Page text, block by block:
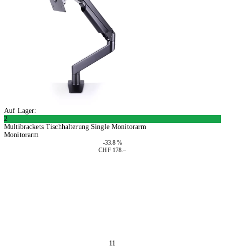
Auf Lager:
2
Multibrackets Tischhalterung Single Monitorarm
Monitorarm
-33.8 %
CHF 178.–
11